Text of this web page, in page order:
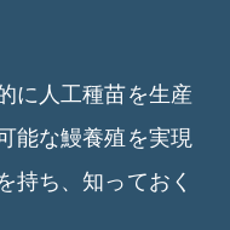
に人工種苗を生産
能な鰻養殖を実現
持ち、知っておく